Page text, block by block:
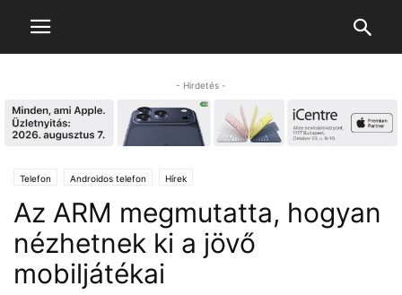
- Hirdetés -
Telefon Androidos telefon Hírek
Az ARM megmutatta, hogyan
nézhetnek ki a jövő
mobiljátékai